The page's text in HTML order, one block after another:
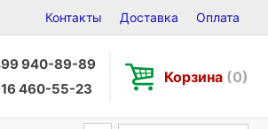
Контакты Доставка Оплата
940-89-89
460-55-23
Корзина (0)